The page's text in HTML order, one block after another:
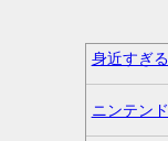
身近すぎ
ニンテン